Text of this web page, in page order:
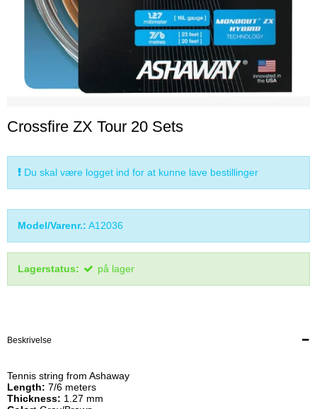
Crossfire ZX Tour 20 Sets
Du skal være logget ind for at kunne lave bestillinger
Model/Varenr.: A12036
Lagerstatus: på lager
Beskrivelse
Tennis string from Ashaway
Length: 7/6 meters
Thickness: 1.27 mm